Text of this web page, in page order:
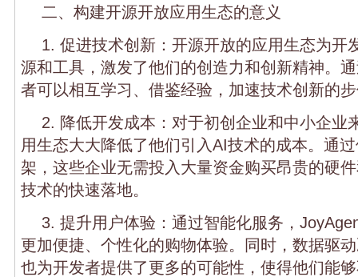
二、构建开源开放应用生态的意义
1. 促进技术创新：开源开放的应用生态为开
源和工具，激发了他们的创造力和创新精神。
者可以相互学习、借鉴经验，加速技术创新的
2. 降低开发成本：对于初创企业和中小企业
用生态大大降低了他们引入AI技术的成本。通
架，这些企业无需投入大量资金购买昂贵的硬
技术的快速落地。
3. 提升用户体验：通过智能化服务，
更加便捷、个性化的购物体验。同时，数据驱
也为开发者提供了更多的可能性，使得他们能